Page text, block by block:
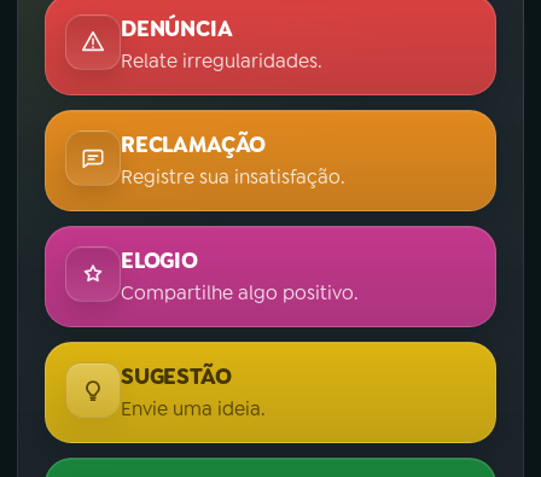
DENÚNCIA
Relate irregularidades.
RECLAMAÇÃO
Registre sua insatisfação.
ELOGIO
Compartilhe algo positivo.
SUGESTÃO
Envie uma ideia.